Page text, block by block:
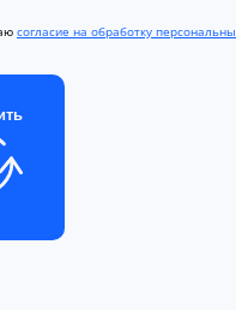
согласие на обработку